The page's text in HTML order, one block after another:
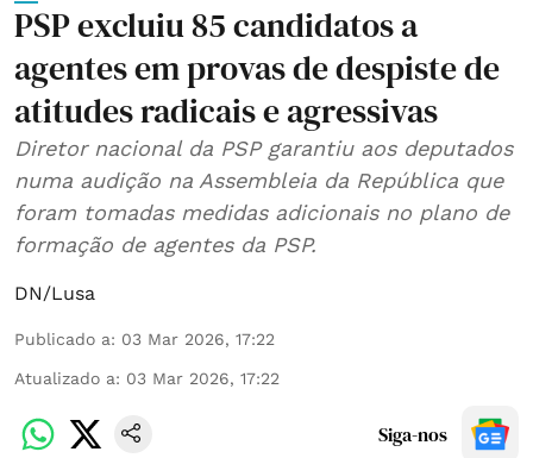
PSP excluiu 85 candidatos a
agentes em provas de despiste de
atitudes radicais e agressivas
Diretor nacional da PSP garantiu aos deputados
numa audição na Assembleia da República que
foram tomadas medidas adicionais no plano de
formação de agentes da PSP.
DN/Lusa
Publicado a: 03 Mar 2026, 17:22
Atualizado a: 03 Mar 2026, 17:22
Siga-nos